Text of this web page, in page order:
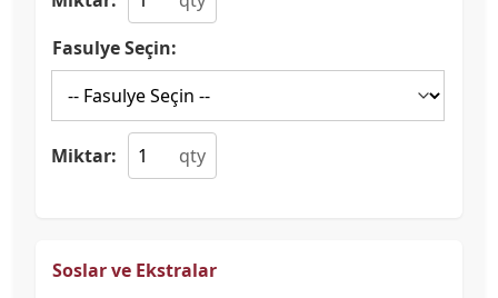
Fasulye Seçin:
Miktar:
Soslar ve Ekstralar